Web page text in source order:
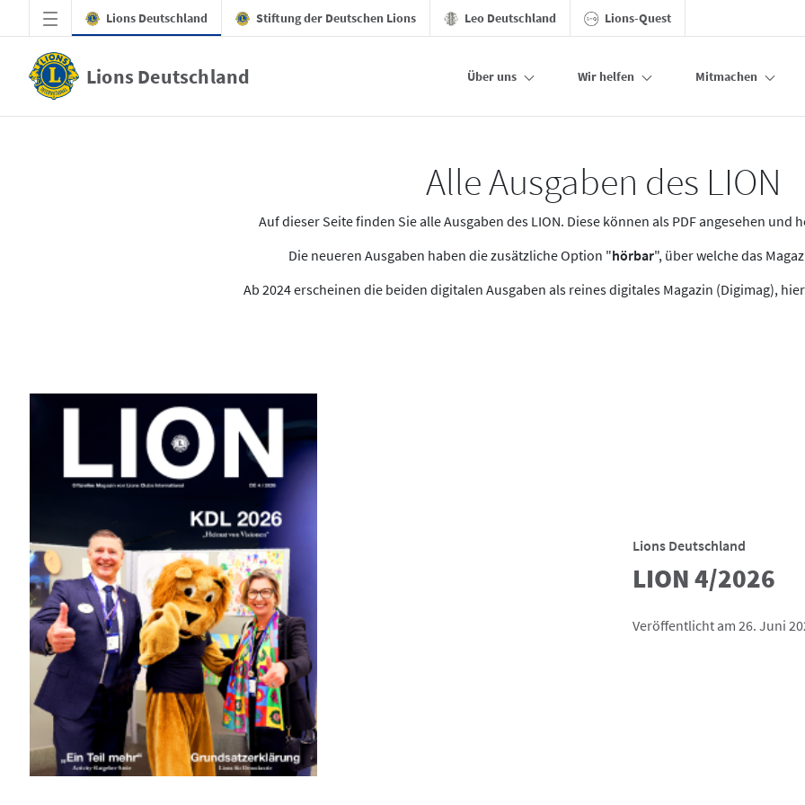
Zum Hauptinhalt springen
Lions Deutschland Stiftung der Deutschen Lions Leo Deutschland Lions-Quest
Lions Deutschland Über uns Wir helfen Mitmachen
Alle Ausgaben des LION
Auf dieser Seite finden Sie alle Ausgaben des LION. Diese können als PDF angesehen und
Die neueren Ausgaben haben die zusätzliche Option "hörbar", über welche das
Ab 2024 erscheinen die beiden digitalen Ausgaben als reines digitales Magazin (Digimag),
Lions Deutschland
LION 4/2026
Veröffentlicht am 26. Juni